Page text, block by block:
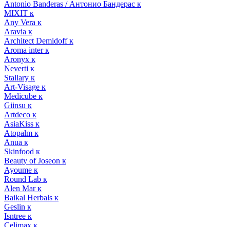
Antonio Banderas / Антонио Бандерас к
MIXIT к
Any Vera к
Aravia к
Architect Demidoff к
Aroma inter к
Aronyx к
Neverti к
Stallary к
Art-Visage к
Medicube к
Giinsu к
Artdeco к
AsiaKiss к
Atopalm к
Anua к
Skinfood к
Beauty of Joseon к
Ayoume к
Round Lab к
Alen Mar к
Baikal Herbals к
Geslin к
Isntree к
Celimax к